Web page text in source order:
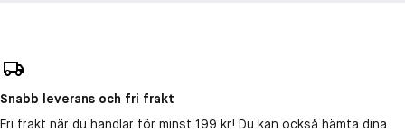
Snabb leverans och fri frakt
Fri frakt när du handlar för minst 199 kr! Du kan också hämta dina